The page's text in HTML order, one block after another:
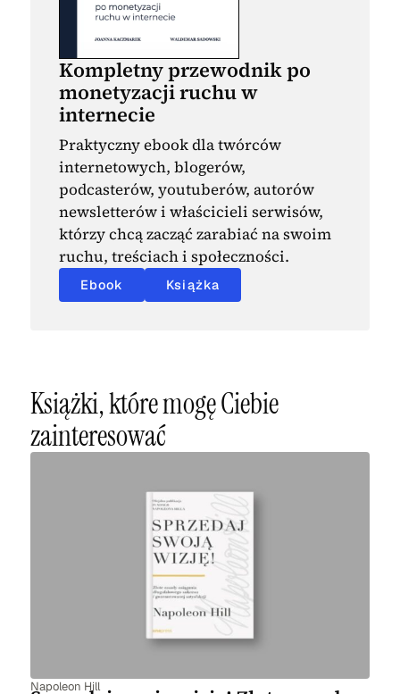
Kompletny przewodnik po
monetyzacji ruchu w
internecie
Praktyczny ebook dla twórców
internetowych, blogerów,
podcasterów, youtuberów, autorów
newsletterów i właścicieli serwisów,
którzy chcą zacząć zarabiać na swoim
ruchu, treściach i społeczności.
Ebook Książka
Książki, które mogę Ciebie
zainteresować
Napoleon Hill